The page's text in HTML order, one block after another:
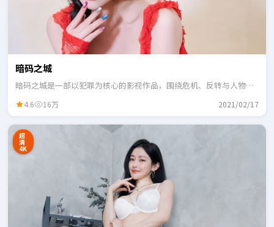
暗码之城
暗码之城是一部以犯罪为核心的影视作品，围绕危机、反转与人物成
4.6 16万 2021/02/17
超
清
4K